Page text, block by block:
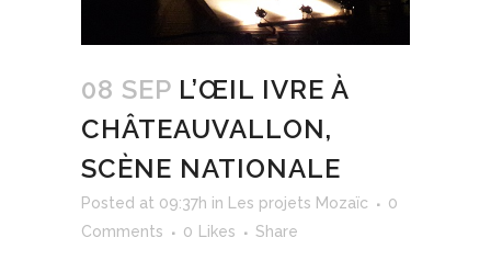
08 SEP L’ŒIL IVRE À
CHÂTEAUVALLON,
SCÈNE NATIONALE
Posted at 09:37h in Les projets Mozaïc
0
Comments
0 Likes Share